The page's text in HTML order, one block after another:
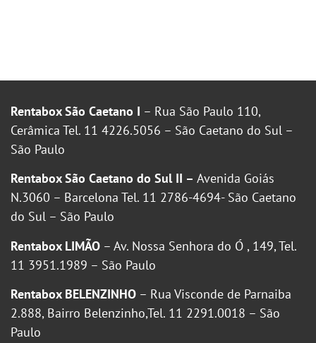
Rentabox São Caetano I – Rua São Paulo 110,
Cerâmica Tel. 11 4226.5056 – São Caetano do Sul –
São Paulo
Rentabox São Caetano do Sul II – Avenida Goiás
N.3060 – Barcelona Tel. 11 2786-4694- São Caetano
do Sul – São Paulo
Rentabox LIMÃO – Av. Nossa Senhora do Ó , 149, Tel.
11 3951.1989 – São Paulo
Rentabox BELENZINHO – Rua Visconde de Parnaiba
2.888, Bairro Belenzinho,Tel. 11 2291.0018 – São
Paulo